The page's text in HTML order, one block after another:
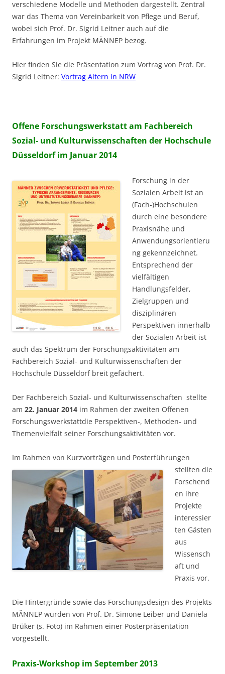
verschiedene Modelle und Methoden dargestellt. Zentral
war das Thema von Vereinbarkeit von Pflege und Beruf,
wobei sich Prof. Dr. Sigrid Leitner auch auf die
Erfahrungen im Projekt MÄNNEP bezog.
Hier finden Sie die Präsentation zum Vortrag von Prof. Dr.
Sigrid Leitner: Vortrag Altern in NRW
Offene Forschungswerkstatt am Fachbereich
Sozial- und Kulturwissenschaften der Hochschule
Düsseldorf im Januar 2014
Forschung in der
Sozialen Arbeit ist an
(Fach-)Hochschulen
durch eine besondere
Praxisnähe und
Anwendungsorientieru
ng gekennzeichnet.
Entsprechend der
vielfältigen
Handlungsfelder,
Zielgruppen und
disziplinären
Perspektiven innerhalb
der Sozialen Arbeit ist
auch das Spektrum der Forschungsaktivitäten am
Fachbereich Sozial- und Kulturwissenschaften der
Hochschule Düsseldorf breit gefächert.
Der Fachbereich Sozial- und Kulturwissenschaften stellte
am 22. Januar 2014 im Rahmen der zweiten Offenen
Forschungswerkstattdie Perspektiven-, Methoden- und
Themenvielfalt seiner Forschungsaktivitäten vor.
Im Rahmen von Kurzvorträgen und Posterführungen
stellten die
Forschend
en ihre
Projekte
interessier
ten Gästen
aus
Wissensch
aft und
Praxis vor.
Die Hintergründe sowie das Forschungsdesign des Projekts
MÄNNEP wurden von Prof. Dr. Simone Leiber und Daniela
Brüker (s. Foto) im Rahmen einer Posterpräsentation
vorgestellt.
Praxis-Workshop im September 2013